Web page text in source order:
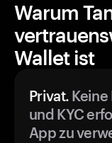
Warum
Wallet ist
Privat.
und KYC
App zu